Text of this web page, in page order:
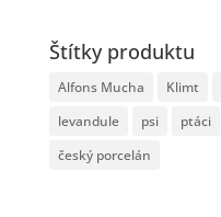
Štítky produktu
Alfons Mucha Klimt
levandule
psi ptáci
český porcelán